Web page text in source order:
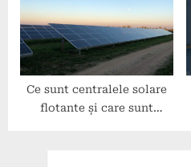
Ce sunt centralele solare
flotante și care sunt